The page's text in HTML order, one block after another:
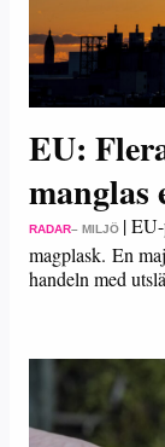
EU:
manglas
RADAR– MILJÖ |
magplask. En
handeln med